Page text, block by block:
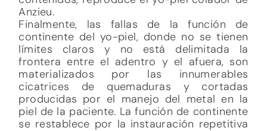
Anzieu.
Finalmente, las fallas de la función de
continente del yo-piel, donde no se tienen
límites claros y no está delimitada la
frontera entre el adentro y el afuera, son
materializados por las innumerables
cicatrices de quemaduras y cortadas
producidas por el manejo del metal en la
piel de la paciente. La función de continente
se restablece por la instauración repetitiva